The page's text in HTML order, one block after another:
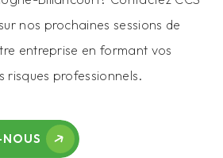
nos prochaines sessions de
entreprise en formant vos
risques professionnels.